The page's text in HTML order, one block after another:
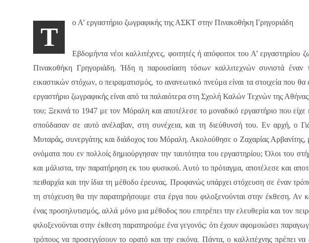
Τ
ο Α’ εργαστήριο ζωγραφικής της ΑΣΚΤ στην Πινακοθήκη Γρηγοριάδη
Εβδομήντα νέοι καλλιτέχνες, φοιτητές ή απόφοιτοι του Α’ εργαστηρίου
Πινακοθήκη Γρηγοριάδη. Ήδη η παρουσίαση τόσων καλλιτεχνών συνιστά
εικαστικών στόχων, ο πειραματισμός, το ανανεωτικό πνεύμα είναι τα στοιχεία που
εργαστήριο ζωγραφικής είναι από τα παλαιότερα στη Σχολή Καλών Τεχνών της
του; Ξεκινά το 1947 με τον Μόραλη και αποτέλεσε το μοναδικό εργαστήριο που είχε
σπούδασαν σε αυτό ανέλαβαν, στη συνέχεια, και τη διεύθυνσή του. Εν αρχή, ο
Μυταράς, συνεργάτης και διάδοχος του Μόραλη. Ακολούθησε ο Ζαχαρίας
ονόματα που εν πολλοίς δημιούργησαν την ταυτότητα του εργαστηρίου; Όλοι του
και μάλιστα, την παρατήρηση εκ του φυσικού. Αυτό το πρόταγμα, αποτέλεσε και
πειθαρχία και την ίδια τη μέθοδο έρευνας. Προφανώς υπάρχει στόχευση σε έναν
τη στόχευση θα την παρατηρήσουμε στα έργα που φιλοξενούνται στην έκθεση. Αν
ένας προσηλυτισμός, αλλά μόνο μια μέθοδος που επιτρέπει την ελευθερία και τον
φιλοξενούνται στην έκθεση παρατηρούμε ένα γεγονός: ότι έχουν αφομοιώσει
τρόπους να προσεγγίσουν το ορατό και την εικόνα. Πάντα, ο καλλιτέχνης πρέπει